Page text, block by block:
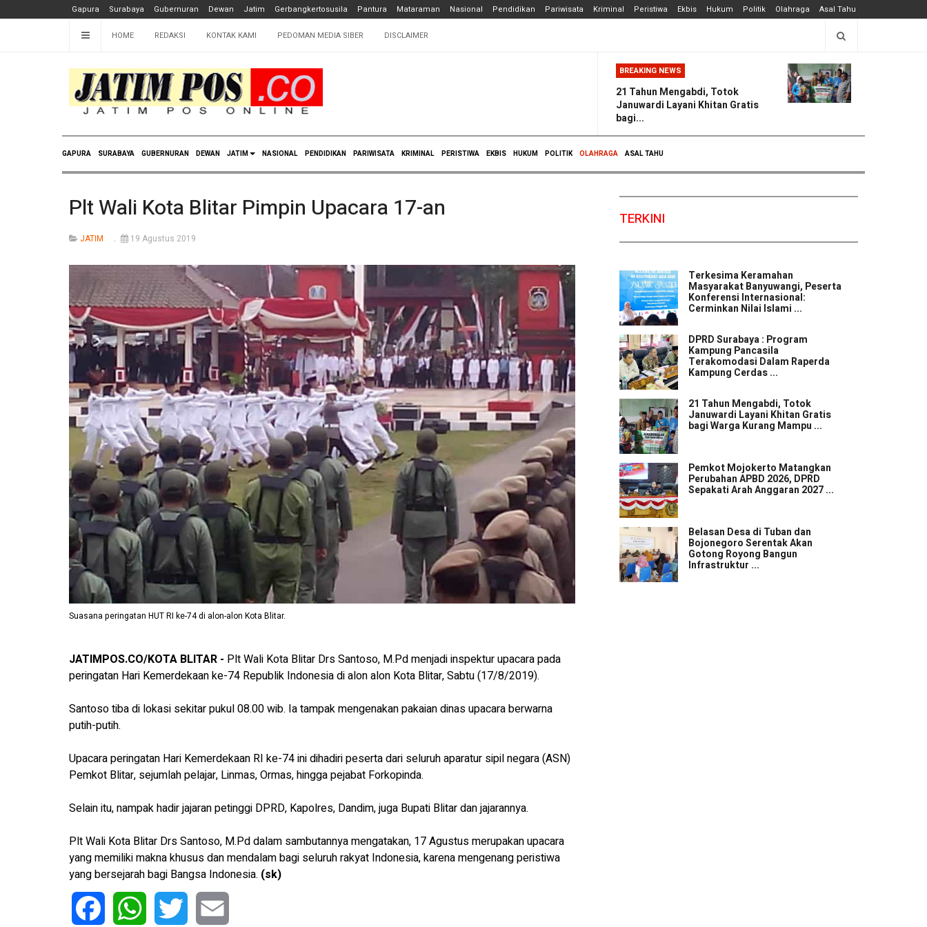
Gapura Surabaya Gubernuran Dewan Jatim Gerbangkertosusila Pantura Mataraman Nasional Pendidikan Pariwisata Kriminal Peristiwa Ekbis Hukum Politik Olahraga Asal Tahu
HOME REDAKSI KONTAK KAMI PEDOMAN MEDIA SIBER DISCLAIMER
BREAKING NEWS
21 Tahun Mengabdi, Totok
Januwardi Layani Khitan Gratis
bagi...
GAPURA SURABAYA GUBERNURAN DEWAN JATIM NASIONAL PENDIDIKAN PARIWISATA KRIMINAL PERISTIWA EKBIS HUKUM POLITIK OLAHRAGA ASAL TAHU
Plt Wali Kota Blitar Pimpin Upacara 17-an
JATIM 19 Agustus 2019
Suasana peringatan HUT RI ke-74 di alon-alon Kota Blitar.
JATIMPOS.CO/KOTA BLITAR - Plt Wali Kota Blitar Drs Santoso, M.Pd menjadi inspektur upacara pada
peringatan Hari Kemerdekaan ke-74 Republik Indonesia di alon alon Kota Blitar, Sabtu (17/8/2019).
Santoso tiba di lokasi sekitar pukul 08.00 wib. Ia tampak mengenakan pakaian dinas upacara berwarna
putih-putih.
Upacara peringatan Hari Kemerdekaan RI ke-74 ini dihadiri peserta dari seluruh aparatur sipil negara (ASN)
Pemkot Blitar, sejumlah pelajar, Linmas, Ormas, hingga pejabat Forkopinda.
Selain itu, nampak hadir jajaran petinggi DPRD, Kapolres, Dandim, juga Bupati Blitar dan jajarannya.
Plt Wali Kota Blitar Drs Santoso, M.Pd dalam sambutannya mengatakan, 17 Agustus merupakan upacara
yang memiliki makna khusus dan mendalam bagi seluruh rakyat Indonesia, karena mengenang peristiwa
yang bersejarah bagi Bangsa Indonesia. (sk)
TERKINI
Terkesima Keramahan
Masyarakat Banyuwangi, Peserta
Konferensi Internasional:
Cerminkan Nilai Islami ...
DPRD Surabaya : Program
Kampung Pancasila
Terakomodasi Dalam Raperda
Kampung Cerdas ...
21 Tahun Mengabdi, Totok
Januwardi Layani Khitan Gratis
bagi Warga Kurang Mampu ...
Pemkot Mojokerto Matangkan
Perubahan APBD 2026, DPRD
Sepakati Arah Anggaran 2027 ...
Belasan Desa di Tuban dan
Bojonegoro Serentak Akan
Gotong Royong Bangun
Infrastruktur ...